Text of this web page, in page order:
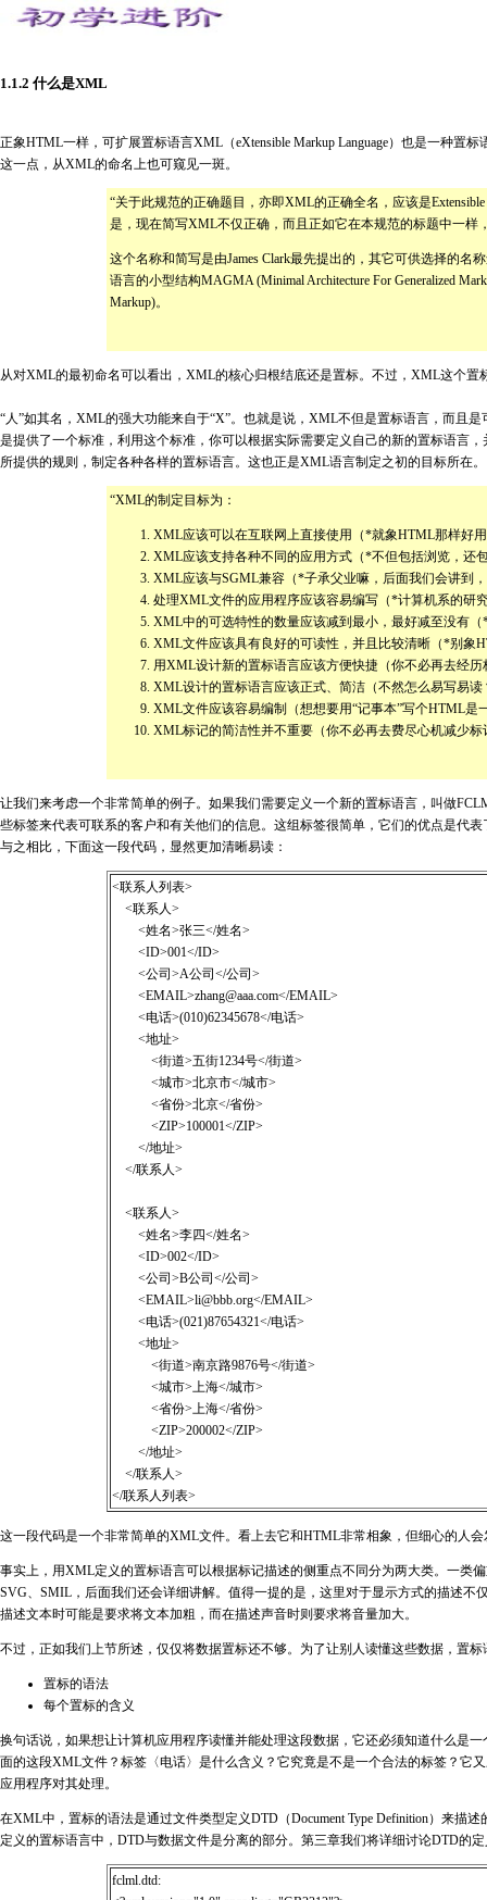
1.1.2 什么是XML
正象HTML一样，可扩展置标语言XML（eXtensible Markup Language）也是一种
这一点，从XML的命名上也可窥见一斑。
“关于此规范的正确题目，亦即XML的正确全名，应该是Extensible
是，现在简写XML不仅正确，而且正如它在本规范的标题中一样
这个名称和简写是由James Clark最先提出的，其它可供选择的名
语言的小型结构MAGMA (Minimal Architecture For Generalized
Markup)。
从对XML的最初命名可以看出，XML的核心归根结底还是置标。不过，XML这个置
“人”如其名，XML的强大功能来自于“X”。也就是说，XML不但是置标语言，而且
是提供了一个标准，利用这个标准，你可以根据实际需要定义自己的新的置标语言
所提供的规则，制定各种各样的置标语言。这也正是XML语言制定之初的目标所在。
“XML的制定目标为：
XML应该可以在互联网上直接使用（*就象HTML那样好
XML应该支持各种不同的应用方式（*不但包括浏览，还
XML应该与SGML兼容（*子承父业嘛，后面我们会讲到
处理XML文件的应用程序应该容易编写（*计算机系的研
XML中的可选特性的数量应该减到最小，最好减至没有
XML文件应该具有良好的可读性，并且比较清晰（*别象
用XML设计新的置标语言应该方便快捷（你不必再去经
XML设计的置标语言应该正式、简洁（不然怎么易写易读
XML文件应该容易编制（想想要用“记事本”写个HTML是
XML标记的简洁性并不重要（你不必再去费尽心机减少标
让我们来考虑一个非常简单的例子。如果我们需要定义一个新的置标语言，叫做
些标签来代表可联系的客户和有关他们的信息。这组标签很简单，它们的优点是代
与之相比，下面这一段代码，显然更加清晰易读：
<联系人列表>
<联系人>
<姓名>张三</姓名>
<ID>001</ID>
<公司>A公司</公司>
<EMAIL>zhang@aaa.com</EMAIL>
<电话>(010)62345678</电话>
<地址>
<街道>五街1234号</街道>
<城市>北京市</城市>
<省份>北京</省份>
<ZIP>100001</ZIP>
</地址>
</联系人>
<联系人>
<姓名>李四</姓名>
<ID>002</ID>
<公司>B公司</公司>
<EMAIL>li@bbb.org</EMAIL>
<电话>(021)87654321</电话>
<地址>
<街道>南京路9876号</街道>
<城市>上海</城市>
<省份>上海</省份>
<ZIP>200002</ZIP>
</地址>
</联系人>
</联系人列表>
这一段代码是一个非常简单的XML文件。看上去它和HTML非常相象，但细心的人
事实上，用XML定义的置标语言可以根据标记描述的侧重点不同分为两大类。一类
SVG、SMIL，后面我们还会详细讲解。值得一提的是，这里对于显示方式的描述
描述文本时可能是要求将文本加粗，而在描述声音时则要求将音量加大。
不过，正如我们上节所述，仅仅将数据置标还不够。为了让别人读懂这些数据，置
置标的语法
每个置标的含义
换句话说，如果想让计算机应用程序读懂并能处理这段数据，它还必须知道什么是
面的这段XML文件？标签〈电话〉是什么含义？它究竟是不是一个合法的标签？它
应用程序对其处理。
在XML中，置标的语法是通过文件类型定义DTD（Document Type Definition）来
定义的置标语言中，DTD与数据文件是分离的部分。第三章我们将详细讨论DTD的
fclml.dtd: